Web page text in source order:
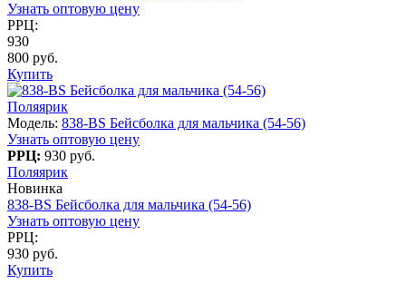
Узнать оптовую цену
РРЦ:
930
800 руб.
Купить
Поляярик
Модель: 838-BS Бейсболка для мальчика (54-56)
Узнать оптовую цену
РРЦ: 930 руб.
Поляярик
Новинка
838-BS Бейсболка для мальчика (54-56)
Узнать оптовую цену
РРЦ:
930 руб.
Купить